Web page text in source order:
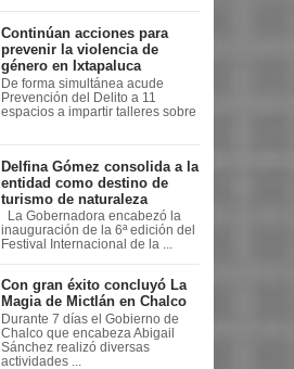
Continúan acciones para
prevenir la violencia de
género en Ixtapaluca
De forma simultánea acude
Prevención del Delito a 11
espacios a impartir talleres sobre
Delfina Gómez consolida a la
entidad como destino de
turismo de naturaleza
La Gobernadora encabezó la
inauguración de la 6ª edición del
Festival Internacional de la ...
Con gran éxito concluyó La
Magia de Mictlán en Chalco
Durante 7 días el Gobierno de
Chalco que encabeza Abigail
Sánchez realizó diversas
actividades ...